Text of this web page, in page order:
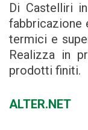
Di Castelliri
fabbricazione
termici e
Realizza in
prodotti finiti.
ALTER.NET